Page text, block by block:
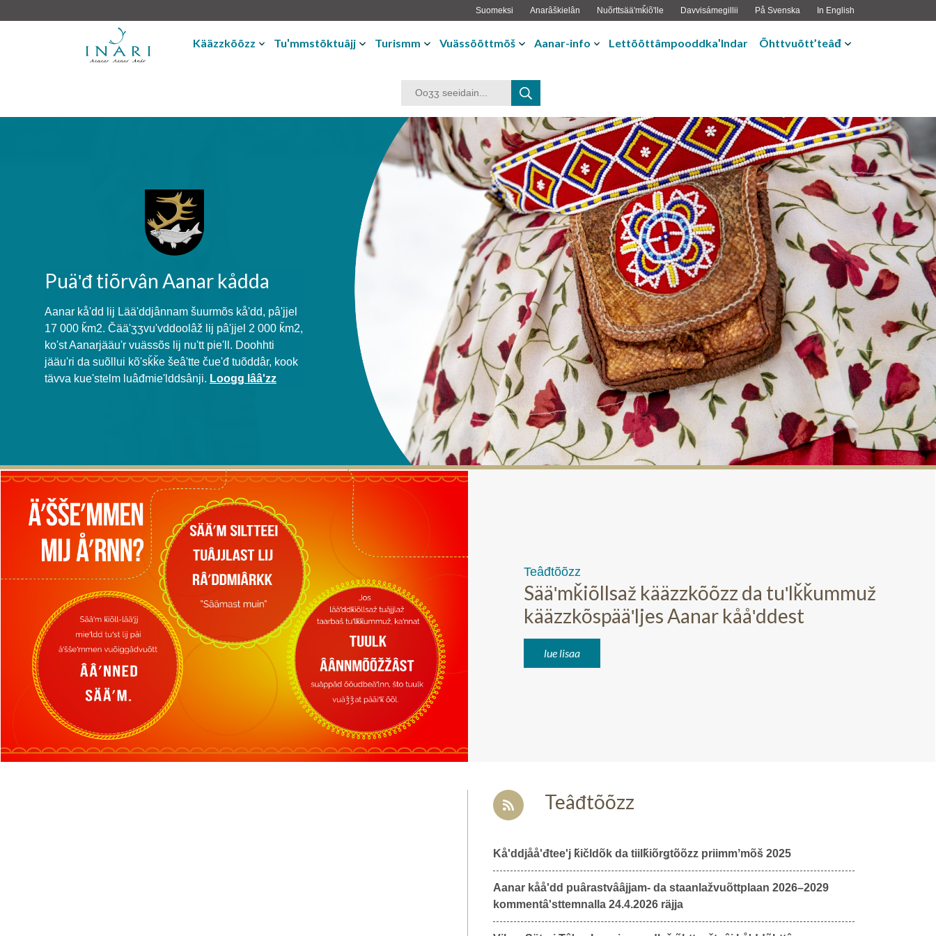
Suomeksi Anarâškielân Nuõrttsääʹmǩiõʹlle Davvisámegillii På Svenska In English
Kääzzkõõzz Tuʹmmstõktuâjj Turismm Vuässõõttmõš Aanar-info Lettõõttâmpooddkaʹlndar Õhttvuõtt’teâđ
Puäʹđ tiõrvân Aanar kådda
Aanar kåʹdd lij Lääʹddjânnam šuurmõs kåʹdd, pâʹjjel
17 000 ǩm2. Čääʹʒʒvuʹvddoolâž lij pâʹjjel 2 000 ǩm2,
koʹst Aanarjääuʹr vuässõs lij nuʹtt pieʹll. Doohhti
jääuʹri da suõllui kõʹsǩǩe šeâʹtte čueʹđ tuõddâr, kook
tävva kueʹstelm luâđmieʹlddsânji. Looǥǥ lââʹzz
Teâđtõõzz
Sääʹmǩiõllsaž kääzzkõõzz da tuʹlǩǩummuž
kääzzkõspääʹljes Aanar kååʹddest
lue lisaa
Teâđtõõzz
Kåʹddjååʹđteeʹj ǩičldõk da tiilǩiõrǥtõõzz priimmʼmõš 2025
Aanar kååʹdd puârastvââjjam- da staanlažvuõttplaan 2026–2029
kommentâʹsttemnalla 24.4.2026 räjja